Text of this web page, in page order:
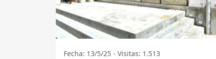
Fecha: 13/5/25 - Visitas: 1.513